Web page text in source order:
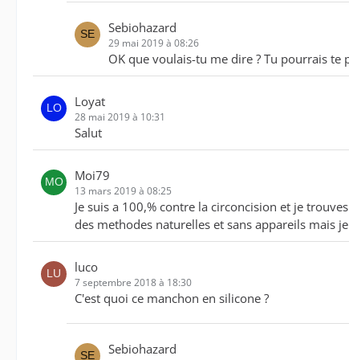
Sebiohazard
29 mai 2019 à 08:26
OK que voulais-tu me dire ? Tu pourrais te
Loyat
28 mai 2019 à 10:31
Salut
Moi79
13 mars 2019 à 08:25
Je suis a 100,% contre la circoncision et je
des methodes naturelles et sans appareils mais
luco
7 septembre 2018 à 18:30
C'est quoi ce manchon en silicone ?
Sebiohazard